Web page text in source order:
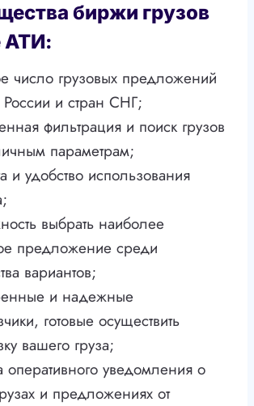
биржи грузов
АТИ:
число грузовых предложений
и стран СНГ;
фильтрация и поиск грузов
параметрам;
и удобство использования
выбрать наиболее
предложение среди
вариантов;
и надежные
готовые осуществить
вашего груза;
оперативного уведомления о
и предложениях от